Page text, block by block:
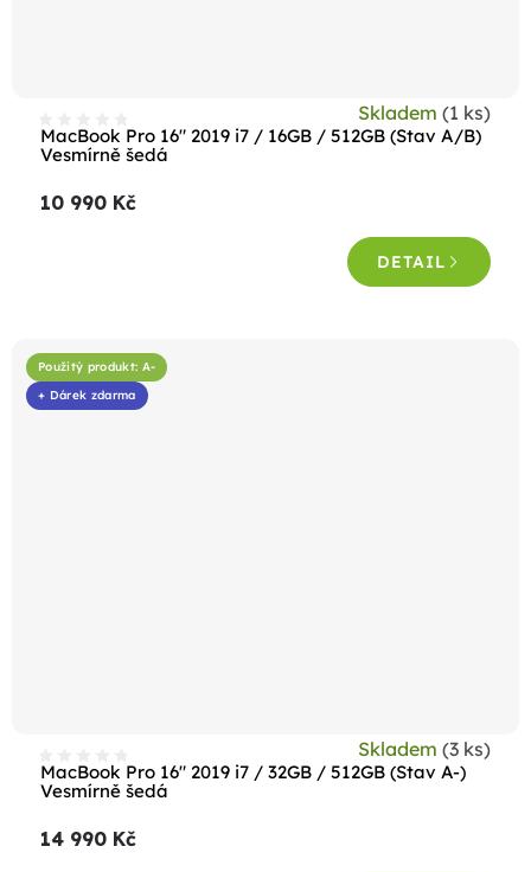
MacBook Pro 16" 2019 i7 / 16GB / 512GB (Stav A/B)
Vesmírně šedá
Skladem (1 ks)
10 990 Kč
DETAIL
Použitý produkt: A-
+ Dárek zdarma
MacBook Pro 16" 2019 i7 / 32GB / 512GB (Stav A-)
Vesmírně šedá
Skladem (3 ks)
14 990 Kč